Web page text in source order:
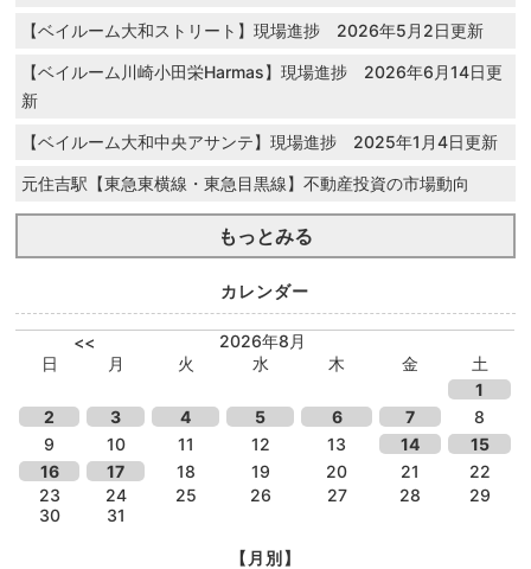
【ベイルーム大和ストリート】現場進捗 2026年5月2日更新
【ベイルーム川崎小田栄Harmas】現場進捗 2026年6月14日更
新
【ベイルーム大和中央アサンテ】現場進捗 2025年1月4日更新
元住吉駅【東急東横線・東急目黒線】不動産投資の市場動向
もっとみる
カレンダー
<<
2026年8月
日
月 火 水 木 金
土
1
2
3 4 5 6 7
8
9
10 11 12 13 14
15
16
17 18 19 20 21
22
23
24 25 26 27 28
29
30
31
【月別】